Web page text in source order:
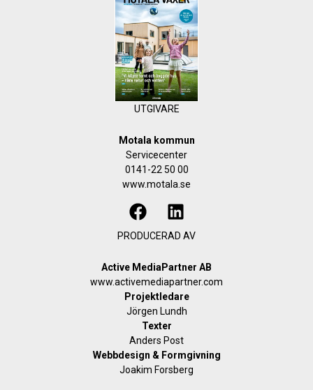
UTGIVARE
Motala kommun
Servicecenter
0141-22 50 00
www.motala.se
PRODUCERAD AV
Active MediaPartner AB
www.activemediapartner.com
Projektledare
Jörgen Lundh
Texter
Anders Post
Webbdesign & Formgivning
Joakim Forsberg